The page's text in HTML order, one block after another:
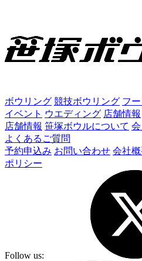
ボウリング 競技ボウリング フ
イベント ウエディング 店舗情報
店舗情報 笹塚ボウルについて
よくあるご質問
予約申込み お問い合わせ 会社
ポリシー
Follow us: